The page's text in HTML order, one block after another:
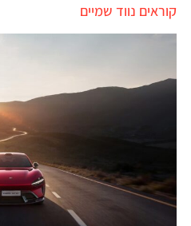
קוראים נווד שמיים